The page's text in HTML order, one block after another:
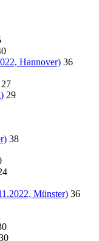
Hannover) 36
27
29
38
Münster) 36